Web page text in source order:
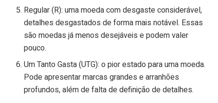
Regular (R): uma moeda com desgaste considerável,
detalhes desgastados de forma mais notável. Essas
são moedas já menos desejáveis e podem valer
pouco.
Um Tanto Gasta (UTG): o pior estado para uma moeda.
Pode apresentar marcas grandes e arranhões
profundos, além de falta de definição de detalhes.